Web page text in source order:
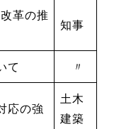
革の推
知事
て 〃
応の強
土木
建築